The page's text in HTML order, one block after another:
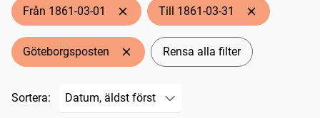
Från 1861-03-01 Till 1861-03-31
Göteborgsposten Rensa alla filter
Sortera: